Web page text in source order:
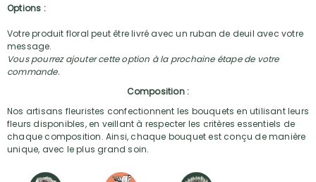
Options :
Votre produit floral peut être livré avec un ruban de deuil avec votre
message.
Vous pourrez ajouter cette option à la prochaine étape de votre
commande.
Composition :
Nos artisans fleuristes confectionnent les bouquets en utilisant leurs
fleurs disponibles, en veillant à respecter les critères essentiels de
chaque composition. Ainsi, chaque bouquet est conçu de manière
unique, avec le plus grand soin.